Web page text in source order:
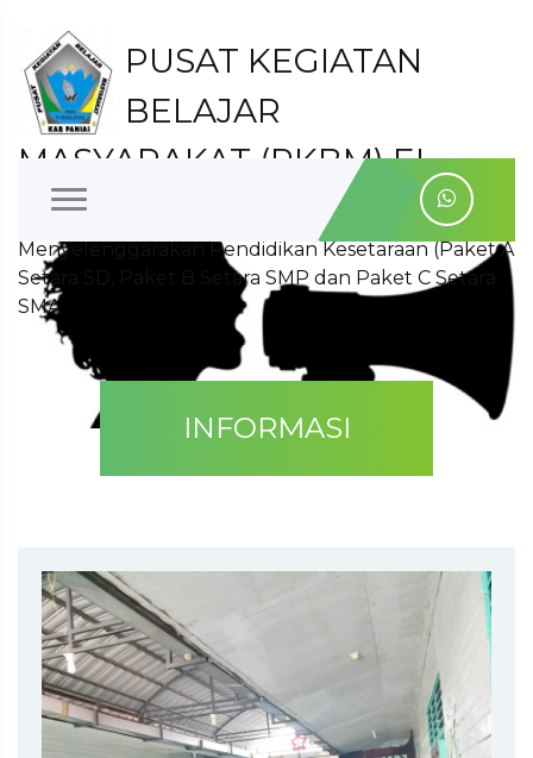
PUSAT KEGIATAN
BELAJAR
MASYARAKAT (PKBM) EL-
SHADAI EYAGITAIDA
Menyelenggarakan Pendidikan Kesetaraan (Paket A
Setara SD, Paket B Setara SMP dan Paket C Setara
SMA
INFORMASI